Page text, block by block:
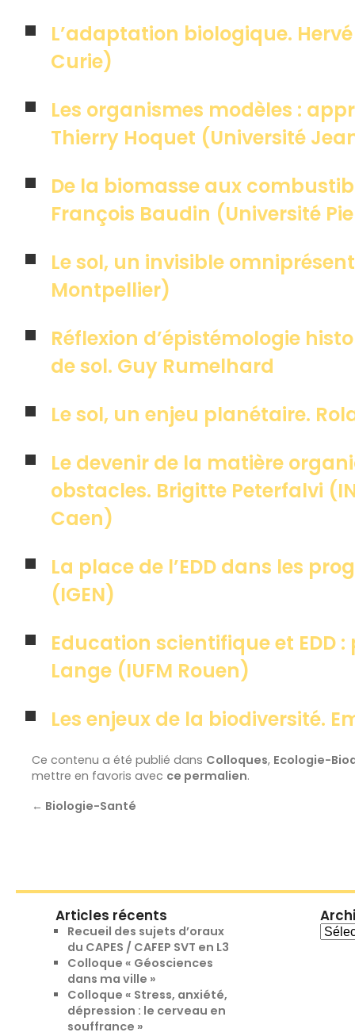
L’adaptation biologique.
Curie)
Les organismes modèles :
Thierry Hoquet (Université
De la biomasse aux
François Baudin (Université
Le sol, un invisible
Montpellier)
Réflexion d’épistémologie
de sol. Guy Rumelhard
Le sol, un enjeu planétaire.
Le devenir de la matière
obstacles. Brigitte Peterfalvi
Caen)
La place de l’EDD dans les
(IGEN)
Education scientifique et EDD
Lange (IUFM Rouen)
Les enjeux de la biodiversité.
Ce contenu a été publié dans Colloques, Ecologie-
mettre en favoris avec ce permalien.
← Biologie-Santé
Articles récents
Recueil des sujets d’oraux
du CAPES / CAFEP SVT en L3
Colloque « Géosciences
dans ma ville »
Colloque « Stress, anxiété,
dépression : le cerveau en
souffrance »